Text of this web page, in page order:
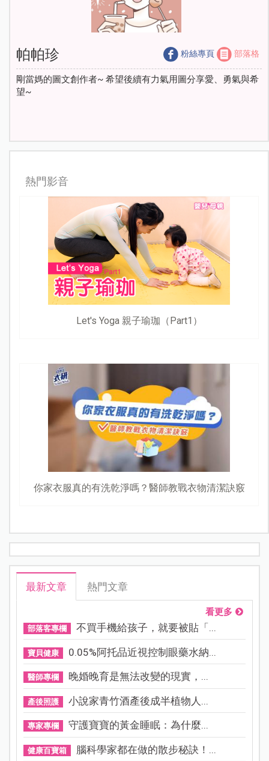
帕帕珍 粉絲專頁 部落格
剛當媽的圖文創作者~ 希望後續有力氣用圖分享愛、勇氣與希
望~
熱門影音
Let's Yoga 親子瑜珈（Part1）
你家衣服真的有洗乾淨嗎？醫師教戰衣物清潔訣竅
最新文章 熱門文章
看更多
部落客專欄 不買手機給孩子，就要被貼「...
寶貝健康 0.05%阿托品近視控制眼藥水納...
醫師專欄 晚婚晚育是無法改變的現實，...
產後照護 小說家青竹酒產後成半植物人...
專家專欄 守護寶寶的黃金睡眠：為什麼...
健康百寶箱 腦科學家都在做的散步秘訣！...